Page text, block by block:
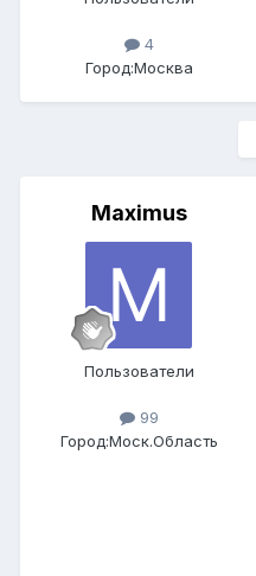
4
Город:Москва
Maximus
Пользователи
99
Город:Моск.Область